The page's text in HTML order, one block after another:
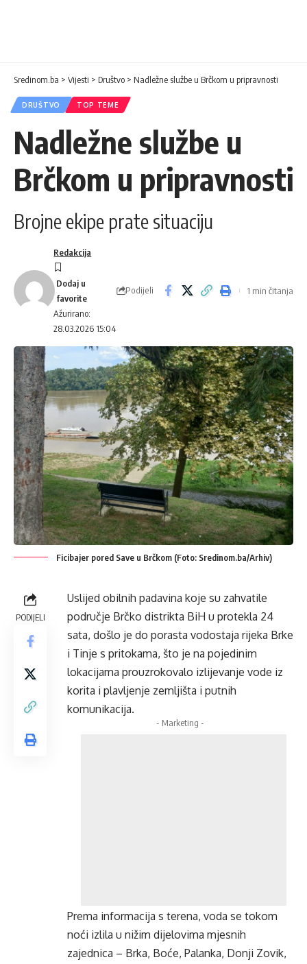
Sredinom.ba > Vijesti > Društvo > Nadležne službe u Brčkom u pripravnosti
DRUŠTVO TOP TEME
Nadležne službe u
Brčkom u pripravnosti
Brojne ekipe prate situaciju
Ažurirano:
28.03.2026 15:04
Redakcija
Podijeli 1 min čitanja
Ficibajer pored Save u Brčkom (Foto: Sredinom.ba/Arhiv)
PODIJELI
Uslijed obilnih padavina koje su zahvatile
područje Brčko distrikta BiH u protekla 24
sata, došlo je do porasta vodostaja rijeka Brke
i Tinje s pritokama, što je na pojedinim
lokacijama prouzrokovalo izlijevanje vode iz
korita i plavljenje zemljišta i putnih
komunikacija.
- Marketing -
Prema informacija s terena, voda se tokom
noći izlila u nižim dijelovima mjesnih
zajednica – Brka, Boće, Palanka, Donji Zovik,